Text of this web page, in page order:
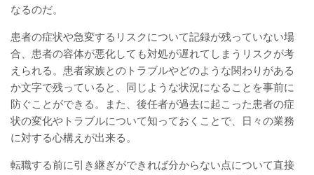
なるのだ。
患者の症状や急変するリスクについて記録が残っていない場
合、患者の容体が悪化しても対処が遅れてしまうリスクが考
えられる。患者家族とのトラブルやどのような関わりがある
か文字で残っていると、同じような状況になることを事前に
防ぐことができる。また、後任者が過去に起こった患者の症
状の変化やトラブルについて知っておくことで、日々の業務
に対する心構えが出来る。
転職する前に引き継ぎができれば分からない点について直接